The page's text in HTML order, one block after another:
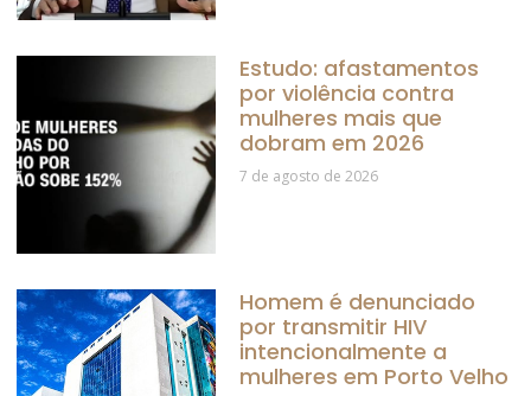
Estudo: afastamentos
por violência contra
mulheres mais que
dobram em 2026
7 de agosto de 2026
Homem é denunciado
por transmitir HIV
intencionalmente a
mulheres em Porto Velho